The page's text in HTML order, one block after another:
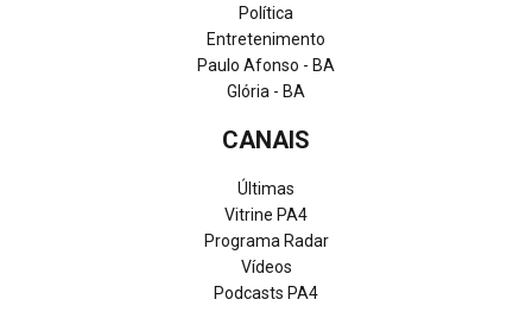
Política
Entretenimento
Paulo Afonso - BA
Glória - BA
CANAIS
Últimas
Vitrine PA4
Programa Radar
Vídeos
Podcasts PA4